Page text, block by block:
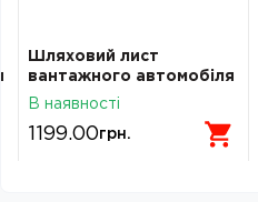
Шляховий лист
вантажного автомобіля
А 50л
В наявності
1199.00грн.